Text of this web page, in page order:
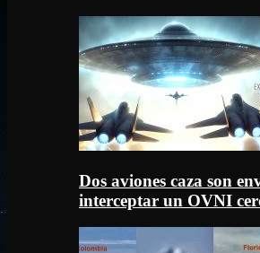
Dos aviones caza son
interceptar un OVNI